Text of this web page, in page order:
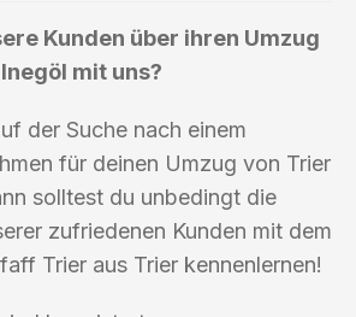
Kunden über ihren Umzug
mit uns?
der Suche nach einem
für deinen Umzug von Trier
solltest du unbedingt die
zufriedenen Kunden mit dem
Trier aus Trier kennenlernen!